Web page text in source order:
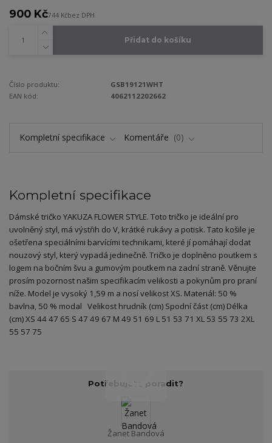
900 Kč744 Kčbez DPH
Přidat do košíku
Číslo produktu:
GSB19121WHT
EAN kód:
4062112202662
Kompletní specifikace Komentáře 0
Kompletní specifikace
Dámské tričko YAKUZA FLOWER STYLE. Toto tričko je ideální pro
uvolněný styl, má výstřih do V, krátké rukávy a potisk. Tato košile je
ošetřena speciálními barvícími technikami, které jí pomáhají dodat
nouzový styl, který vypadá jedinečně. Tričko je doplněno poutkem s
logem na bočním švu a gumovým poutkem na zadní straně. Věnujte
prosím pozornost našim specifikacím velikosti a pokynům pro praní
níže. Model je vysoký 1,59 m a nosí velikost XS. Materiál: 50 %
bavlna, 50 % modal Velikost hrudník (cm) Spodní část (cm) Délka
(cm) XS 44 47 65 S 47 49 67 M 49 51 69 L 51 53 71 XL 53 55 73 2XL
55 57 75
Potřebujete poradit?
Žanet Bandová